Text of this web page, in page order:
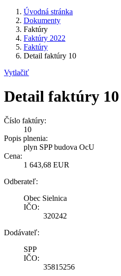
Úvodná stránka
Dokumenty
Faktúry
Faktúry 2022
Faktúry
Detail faktúry 10
Vytlačiť
Detail faktúry 10
Číslo faktúry:
10
Popis plnenia:
plyn SPP budova OcU
Cena:
1 643,68 EUR
Odberateľ:
Obec Sielnica
IČO:
320242
Dodávateľ:
SPP
IČO:
35815256